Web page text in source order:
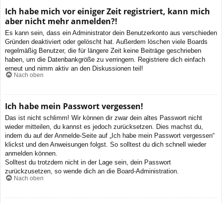
Ich habe mich vor einiger Zeit registriert, kann mich
aber nicht mehr anmelden?!
Es kann sein, dass ein Administrator dein Benutzerkonto aus verschieden
Gründen deaktiviert oder gelöscht hat. Außerdem löschen viele Boards
regelmäßig Benutzer, die für längere Zeit keine Beiträge geschrieben
haben, um die Datenbankgröße zu verringern. Registriere dich einfach
erneut und nimm aktiv an den Diskussionen teil!
Nach oben
Ich habe mein Passwort vergessen!
Das ist nicht schlimm! Wir können dir zwar dein altes Passwort nicht
wieder mitteilen, du kannst es jedoch zurücksetzen. Dies machst du,
indem du auf der Anmelde-Seite auf „Ich habe mein Passwort vergessen“
klickst und den Anweisungen folgst. So solltest du dich schnell wieder
anmelden können.
Solltest du trotzdem nicht in der Lage sein, dein Passwort
zurückzusetzen, so wende dich an die Board-Administration.
Nach oben